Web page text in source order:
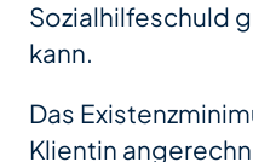
Sozialhilfeschuld
kann.
Das
Klientin